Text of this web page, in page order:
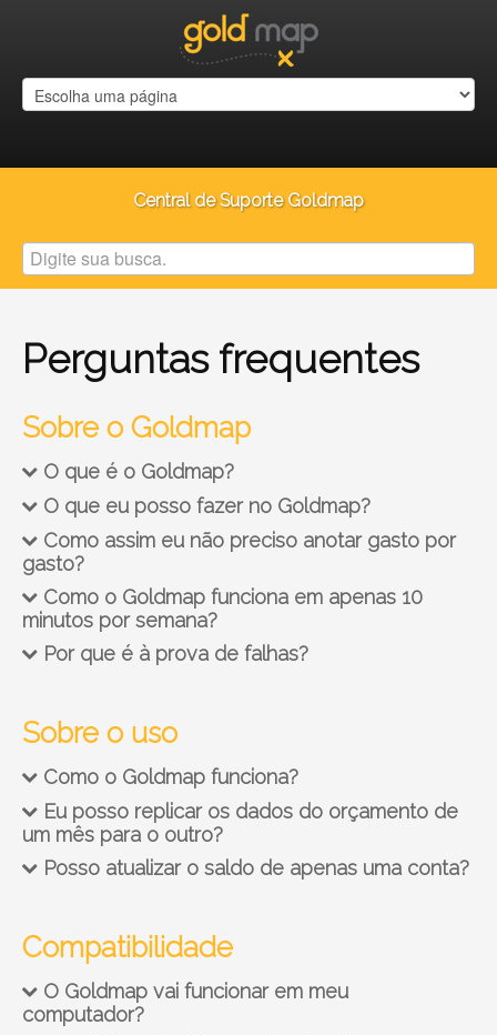
Central de Suporte Goldmap
Perguntas frequentes
Sobre o Goldmap
O que é o Goldmap?
O que eu posso fazer no Goldmap?
Como assim eu não preciso anotar gasto por
gasto?
Como o Goldmap funciona em apenas 10
minutos por semana?
Por que é à prova de falhas?
Sobre o uso
Como o Goldmap funciona?
Eu posso replicar os dados do orçamento de
um mês para o outro?
Posso atualizar o saldo de apenas uma conta?
Compatibilidade
O Goldmap vai funcionar em meu
computador?